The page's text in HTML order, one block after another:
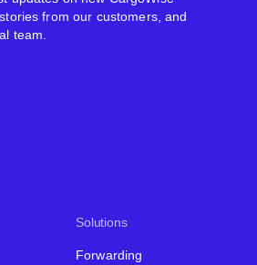
Solutions
Forwarding
from our customers, and
team.